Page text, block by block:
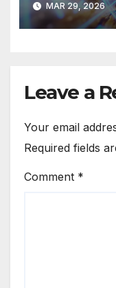
MAR 29, 2026
Leave a
Your email
Required fields
Comment *